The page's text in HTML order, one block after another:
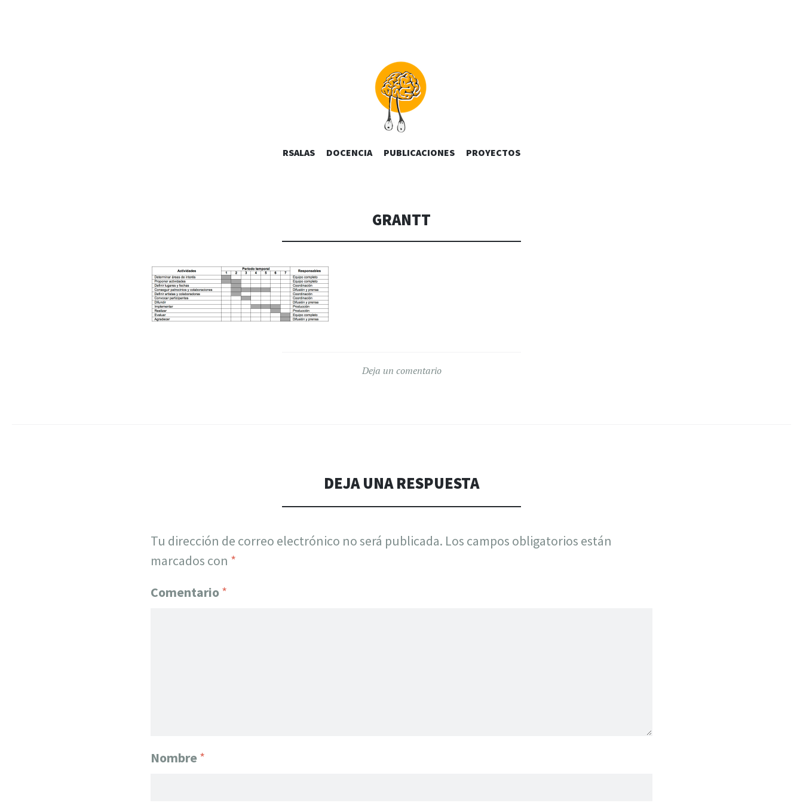
página docente de Ramón Salas Lamamié de Clairac
SALTAR
RSALAS DOCENCIA PUBLICACIONES PROYECTOS
GRANTT
Deja un comentario
DEJA UNA RESPUESTA
Tu dirección de correo electrónico no será publicada. Los campos obligatorios están
marcados con *
Comentario*
Nombre*